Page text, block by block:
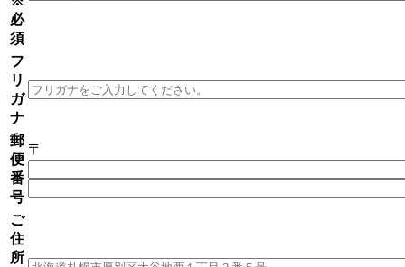
必
須
フ
リ
ガ
ナ
郵
便
番
号
〒
ご
住
所